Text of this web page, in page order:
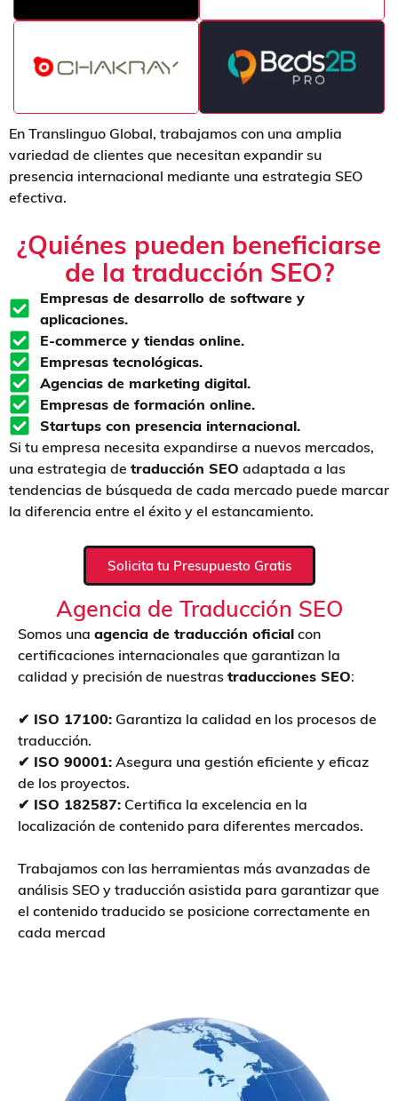
En Translinguo Global, trabajamos con una amplia
variedad de clientes que necesitan expandir su
presencia internacional mediante una estrategia SEO
efectiva.
¿Quiénes pueden beneficiarse
de la traducción SEO?
Empresas de desarrollo de software y
aplicaciones.
E-commerce y tiendas online.
Empresas tecnológicas.
Agencias de marketing digital.
Empresas de formación online.
Startups con presencia internacional.
Si tu empresa necesita expandirse a nuevos mercados,
una estrategia de traducción SEO adaptada a las
tendencias de búsqueda de cada mercado puede marcar
la diferencia entre el éxito y el estancamiento.
Solicita tu Presupuesto Gratis
Agencia de Traducción SEO
Somos una agencia de traducción oficial con
certificaciones internacionales que garantizan la
calidad y precisión de nuestras traducciones SEO:
✔ ISO 17100: Garantiza la calidad en los procesos de
traducción.
✔ ISO 90001: Asegura una gestión eficiente y eficaz
de los proyectos.
✔ ISO 182587: Certifica la excelencia en la
localización de contenido para diferentes mercados.
Trabajamos con las herramientas más avanzadas de
análisis SEO y traducción asistida para garantizar que
el contenido traducido se posicione correctamente en
cada mercad